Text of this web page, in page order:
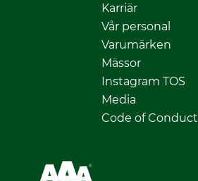
Karriär
Vår personal
Varumärken
Mässor
Instagram TOS
Media
Code of Conduct